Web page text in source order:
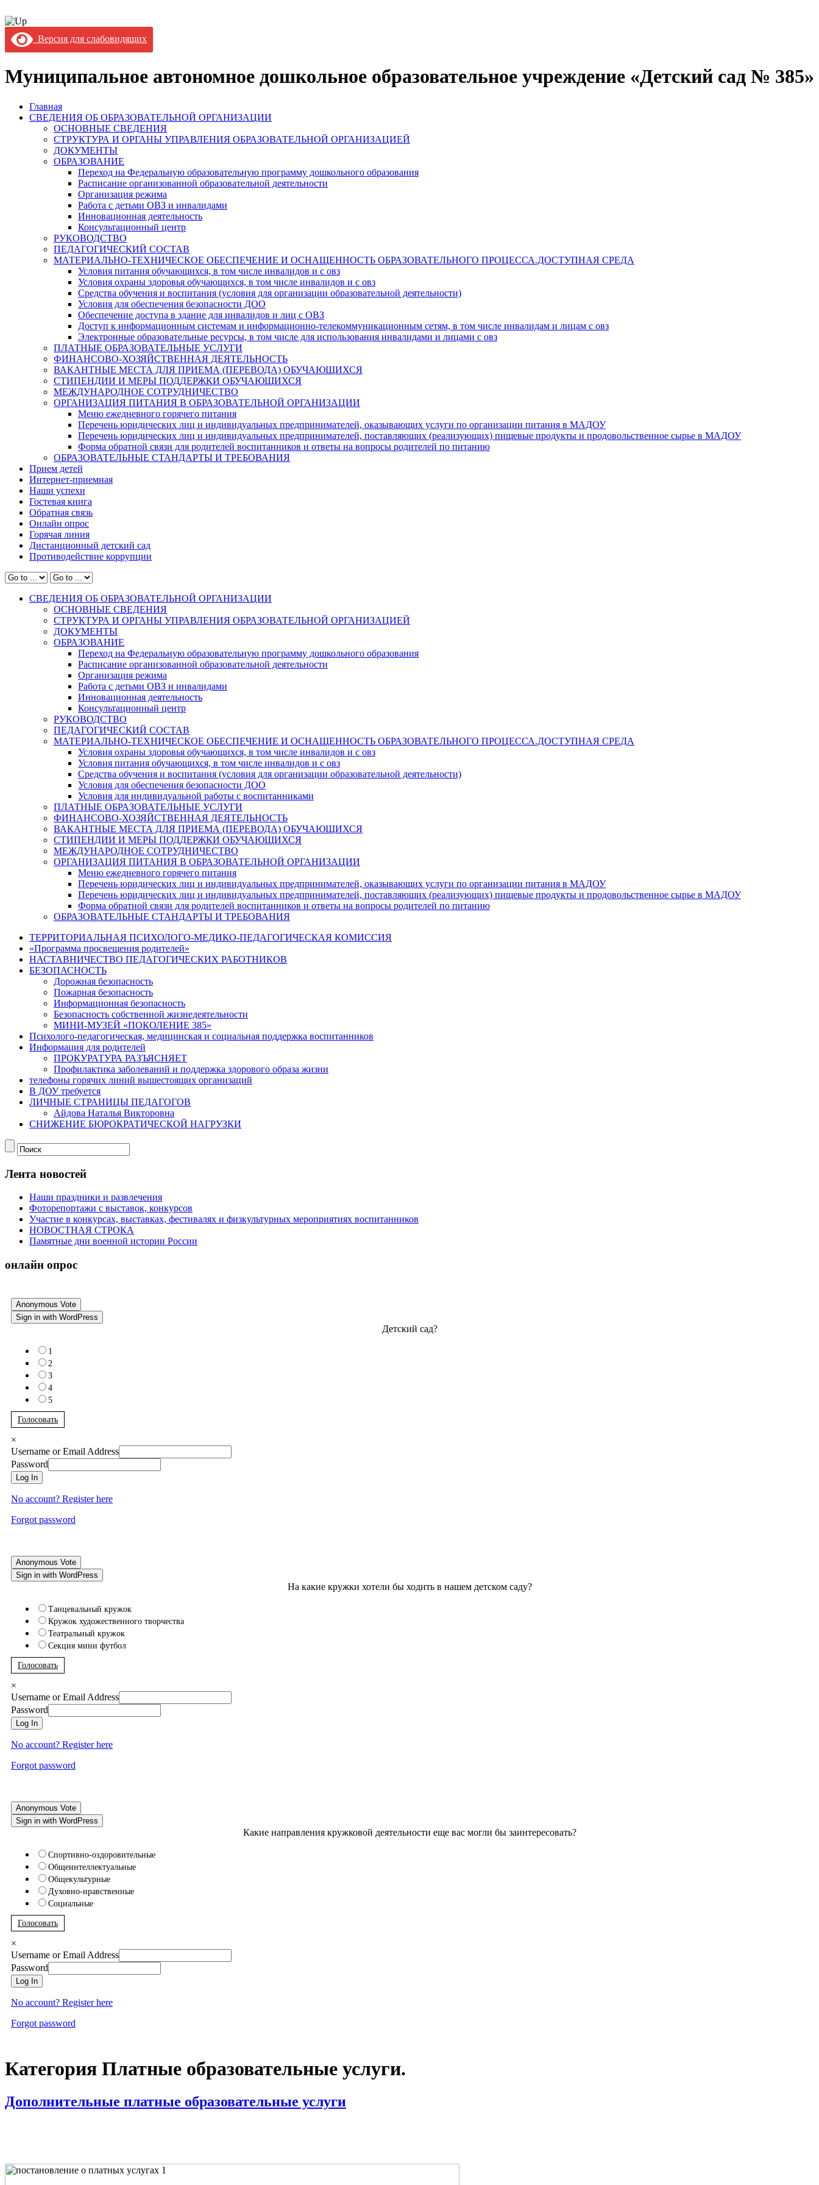
Версия для слабовидящих
Муниципальное автономное дошкольное образовательное учреждение «Детский сад № 385»
Главная
СВЕДЕНИЯ ОБ ОБРАЗОВАТЕЛЬНОЙ ОРГАНИЗАЦИИ
ОСНОВНЫЕ СВЕДЕНИЯ
СТРУКТУРА И ОРГАНЫ УПРАВЛЕНИЯ ОБРАЗОВАТЕЛЬНОЙ ОРГАНИЗАЦИЕЙ
ДОКУМЕНТЫ
ОБРАЗОВАНИЕ
Переход на Федеральную образовательную программу дошкольного образования
Расписание организованной образовательной деятельности
Организация режима
Работа с детьми ОВЗ и инвалидами
Инновационная деятельность
Консультационный центр
РУКОВОДСТВО
ПЕДАГОГИЧЕСКИЙ СОСТАВ
МАТЕРИАЛЬНО-ТЕХНИЧЕСКОЕ ОБЕСПЕЧЕНИЕ И ОСНАЩЕННОСТЬ ОБРАЗОВАТЕЛЬНОГО ПРОЦЕССА.ДОСТУПНАЯ СРЕДА
Условия питания обучающихся, в том числе инвалидов и с овз
Условия охраны здоровья обучающихся, в том числе инвалидов и с овз
Средства обучения и воспитания (условия для организации образовательной деятельности)
Условия для обеспечения безопасности ДОО
Обеспечение доступа в здание для инвалидов и лиц с ОВЗ
Доступ к информационным системам и информационно-телекоммуникационным сетям, в том числе инвалидам и лицам с овз
Электронные образовательные ресурсы, в том числе для использования инвалидами и лицами с овз
ПЛАТНЫЕ ОБРАЗОВАТЕЛЬНЫЕ УСЛУГИ
ФИНАНСОВО-ХОЗЯЙСТВЕННАЯ ДЕЯТЕЛЬНОСТЬ
ВАКАНТНЫЕ МЕСТА ДЛЯ ПРИЕМА (ПЕРЕВОДА) ОБУЧАЮЩИХСЯ
СТИПЕНДИИ И МЕРЫ ПОДДЕРЖКИ ОБУЧАЮЩИХСЯ
МЕЖДУНАРОДНОЕ СОТРУДНИЧЕСТВО
ОРГАНИЗАЦИЯ ПИТАНИЯ В ОБРАЗОВАТЕЛЬНОЙ ОРГАНИЗАЦИИ
Меню ежедневного горячего питания
Перечень юридических лиц и индивидуальных предпринимателей, оказывающих услуги по организации питания в МАДОУ
Перечень юридических лиц и индивидуальных предпринимателей, поставляющих (реализующих) пищевые продукты и продовольственное сырье в МАДОУ
Форма обратной связи для родителей воспитанников и ответы на вопросы родителей по питанию
ОБРАЗОВАТЕЛЬНЫЕ СТАНДАРТЫ И ТРЕБОВАНИЯ
Прием детей
Интернет-приемная
Наши успехи
Гостевая книга
Обратная связь
Онлайн опрос
Горячая линия
Дистанционный детский сад
Противодействие коррупции
СВЕДЕНИЯ ОБ ОБРАЗОВАТЕЛЬНОЙ ОРГАНИЗАЦИИ
ОСНОВНЫЕ СВЕДЕНИЯ
СТРУКТУРА И ОРГАНЫ УПРАВЛЕНИЯ ОБРАЗОВАТЕЛЬНОЙ ОРГАНИЗАЦИЕЙ
ДОКУМЕНТЫ
ОБРАЗОВАНИЕ
Переход на Федеральную образовательную программу дошкольного образования
Расписание организованной образовательной деятельности
Организация режима
Работа с детьми ОВЗ и инвалидами
Инновационная деятельность
Консультационный центр
РУКОВОДСТВО
ПЕДАГОГИЧЕСКИЙ СОСТАВ
МАТЕРИАЛЬНО-ТЕХНИЧЕСКОЕ ОБЕСПЕЧЕНИЕ И ОСНАЩЕННОСТЬ ОБРАЗОВАТЕЛЬНОГО ПРОЦЕССА.ДОСТУПНАЯ СРЕДА
Условия охраны здоровья обучающихся, в том числе инвалидов и с овз
Условия питания обучающихся, в том числе инвалидов и с овз
Средства обучения и воспитания (условия для организации образовательной деятельности)
Условия для обеспечения безопасности ДОО
Условия для индивидуальной работы с воспитанниками
ПЛАТНЫЕ ОБРАЗОВАТЕЛЬНЫЕ УСЛУГИ
ФИНАНСОВО-ХОЗЯЙСТВЕННАЯ ДЕЯТЕЛЬНОСТЬ
ВАКАНТНЫЕ МЕСТА ДЛЯ ПРИЕМА (ПЕРЕВОДА) ОБУЧАЮЩИХСЯ
СТИПЕНДИИ И МЕРЫ ПОДДЕРЖКИ ОБУЧАЮЩИХСЯ
МЕЖДУНАРОДНОЕ СОТРУДНИЧЕСТВО
ОРГАНИЗАЦИЯ ПИТАНИЯ В ОБРАЗОВАТЕЛЬНОЙ ОРГАНИЗАЦИИ
Меню ежедневного горячего питания
Перечень юридических лиц и индивидуальных предпринимателей, оказывающих услуги по организации питания в МАДОУ
Перечень юридических лиц и индивидуальных предпринимателей, поставляющих (реализующих) пищевые продукты и продовольственное сырье в МАДОУ
Форма обратной связи для родителей воспитанников и ответы на вопросы родителей по питанию
ОБРАЗОВАТЕЛЬНЫЕ СТАНДАРТЫ И ТРЕБОВАНИЯ
ТЕРРИТОРИАЛЬНАЯ ПСИХОЛОГО-МЕДИКО-ПЕДАГОГИЧЕСКАЯ КОМИССИЯ
«Программа просвещения родителей»
НАСТАВНИЧЕСТВО ПЕДАГОГИЧЕСКИХ РАБОТНИКОВ
БЕЗОПАСНОСТЬ
Дорожная безопасность
Пожарная безопасность
Информационная безопасность
Безопасность собственной жизнедеятельности
МИНИ-МУЗЕЙ «ПОКОЛЕНИЕ 385»
Психолого-педагогическая, медицинская и социальная поддержка воспитанников
Информация для родителей
ПРОКУРАТУРА РАЗЪЯСНЯЕТ
Профилактика заболеваний и поддержка здорового образа жизни
телефоны горячих линий вышестоящих организаций
В ДОУ требуется
ЛИЧНЫЕ СТРАНИЦЫ ПЕДАГОГОВ
Айдова Наталья Викторовна
СНИЖЕНИЕ БЮРОКРАТИЧЕСКОЙ НАГРУЗКИ
Лента новостей
Наши праздники и развлечения
Фоторепортажи с выставок, конкурсов
Участие в конкурсах, выставках, фестивалях и физкультурных мероприятиях воспитанников
НОВОСТНАЯ СТРОКА
Памятные дни военной истории России
онлайн опрос
Anonymous Vote
Sign in with WordPress
Детский сад?
1
2
3
4
5
Голосовать
×
Username or Email Address
Password
Log In
No account? Register here
Forgot password
Anonymous Vote
Sign in with WordPress
На какие кружки хотели бы ходить в нашем детском саду?
Танцевальный кружок
Кружок художественного творчества
Театральный кружок
Секция мини футбол
Голосовать
×
Username or Email Address
Password
Log In
No account? Register here
Forgot password
Anonymous Vote
Sign in with WordPress
Какие направления кружковой деятельности еще вас могли бы заинтересовать?
Спортивно-оздоровительные
Общеинтеллектуальные
Общекультурные
Духовно-нравственные
Социальные
Голосовать
×
Username or Email Address
Password
Log In
No account? Register here
Forgot password
Категория Платные образовательные услуги.
Дополнительные платные образовательные услуги